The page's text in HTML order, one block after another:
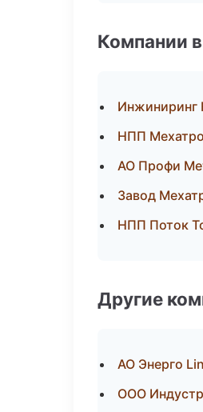
Компании
Инжиниринг
НПП
АО Профи
Завод
НПП Поток
Другие
АО Энерго
ООО